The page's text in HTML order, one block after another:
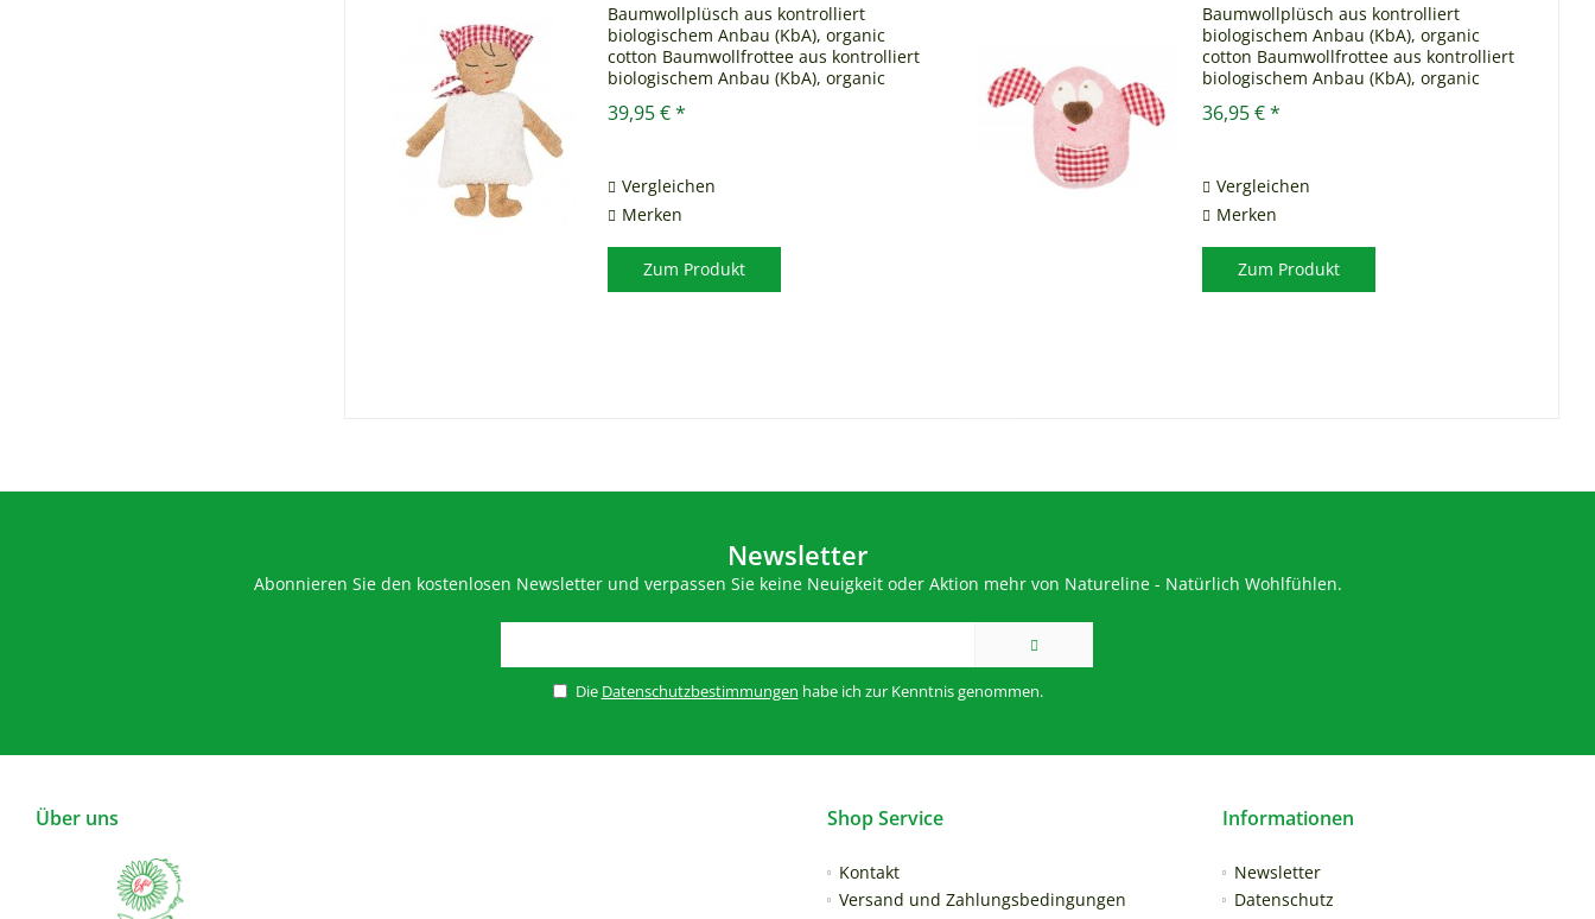
Baumwollplüsch aus kontrolliert
biologischem Anbau (KbA), organic
cotton Baumwollfrottee aus kontrolliert
biologischem Anbau (KbA), organic
biologischem Anbau (KbA), organic
39,95 € *
Vergleichen
Merken
Zum Produkt
Baumwollplüsch aus kontrolliert
biologischem Anbau (KbA), organic
cotton Baumwollfrottee aus kontrolliert
biologischem Anbau (KbA), organic
biologischem Anbau (KbA), organic
36,95 € *
Vergleichen
Merken
Zum Produkt
Newsletter
Abonnieren Sie den kostenlosen Newsletter und verpassen Sie keine Neuigkeit oder Aktion mehr von Natureline - Natürlich Wohlfühlen.
Die Datenschutzbestimmungen habe ich zur Kenntnis genommen.
Über uns Shop Service
Kontakt
Versand und Zahlungsbedingungen
Informationen
Newsletter
Datenschutz